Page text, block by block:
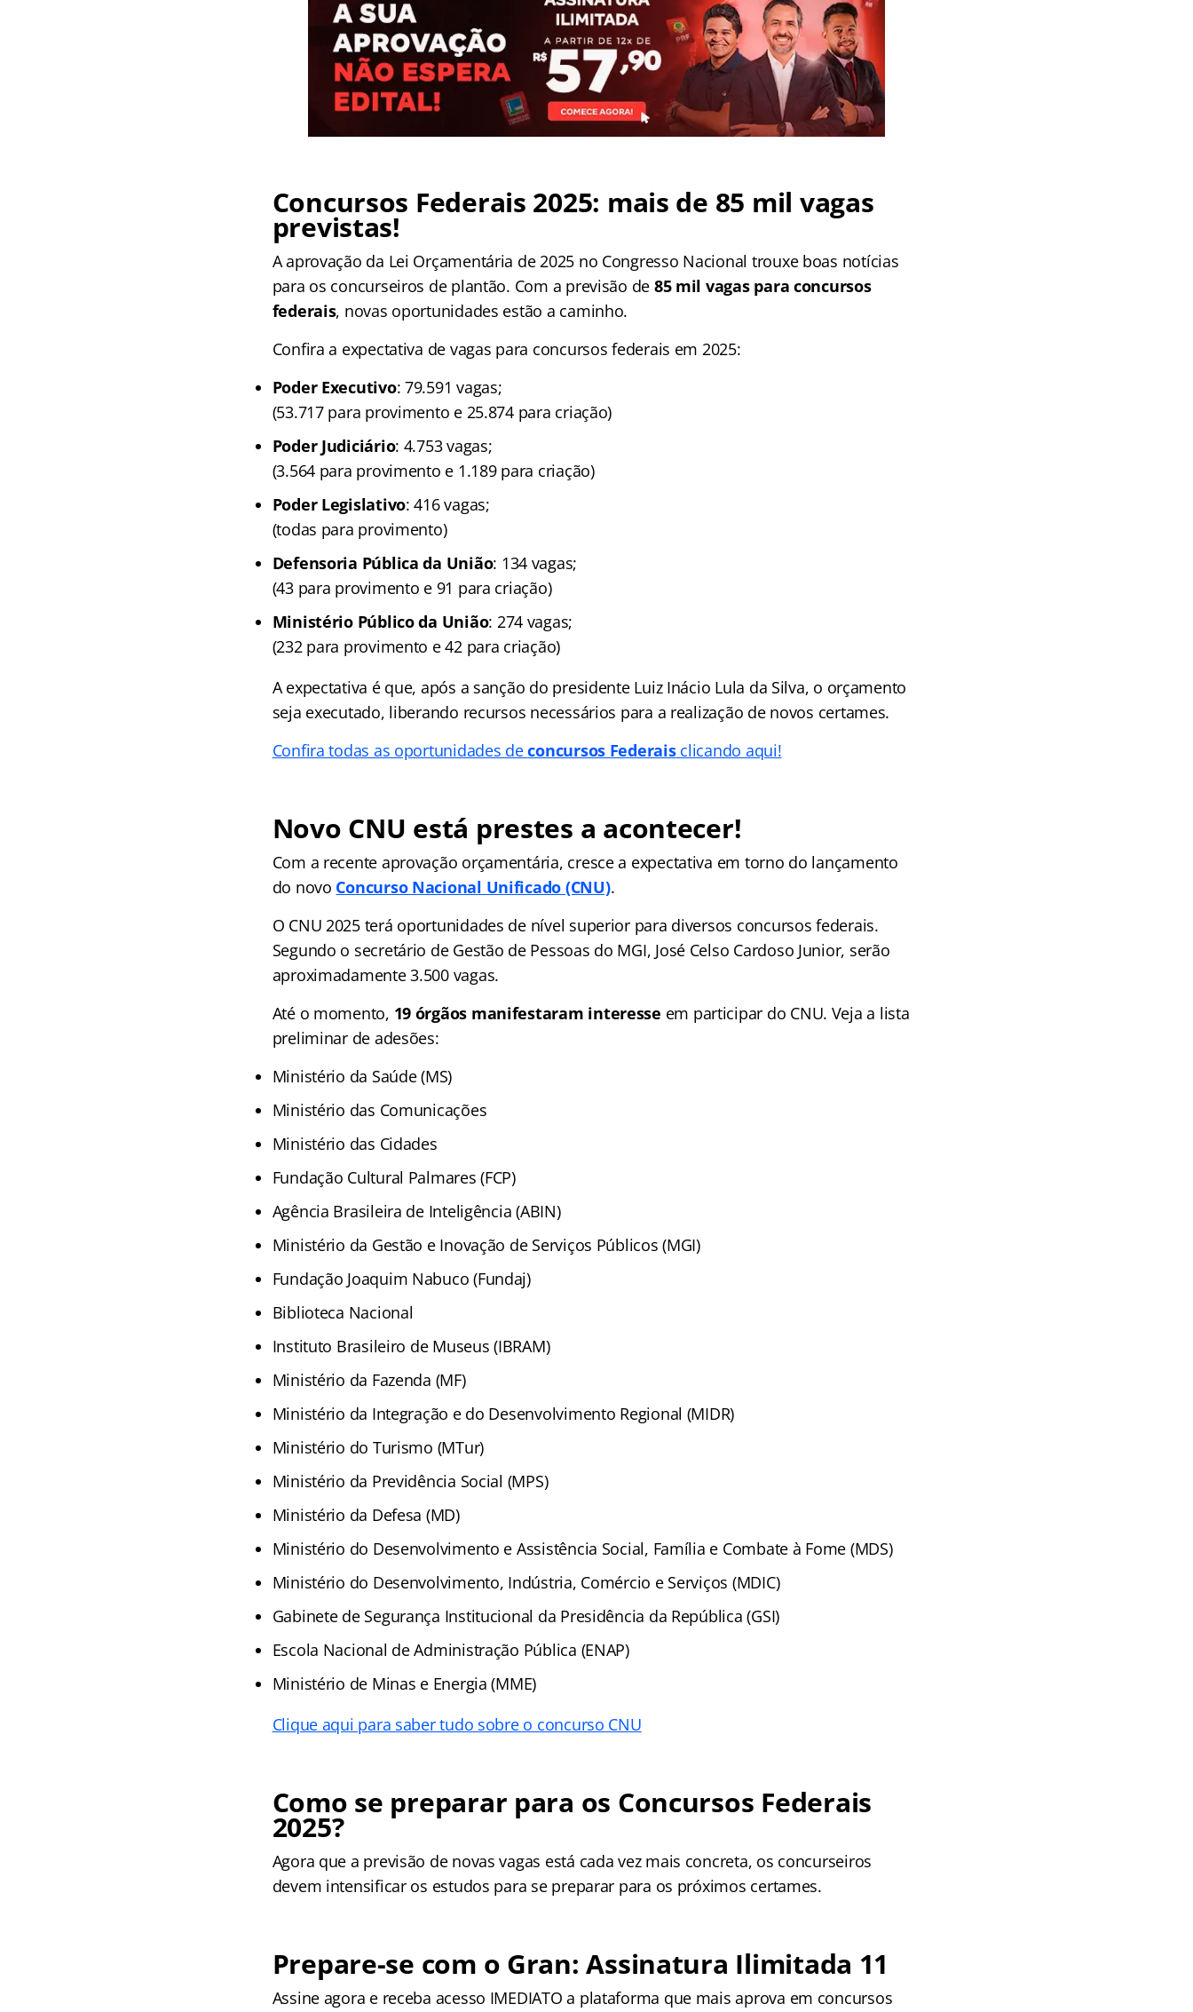
Concursos Federais 2025: mais de 85 mil vagas
previstas!
A aprovação da Lei Orçamentária de 2025 no Congresso Nacional trouxe boas notícias
para os concurseiros de plantão. Com a previsão de 85 mil vagas para concursos
federais, novas oportunidades estão a caminho.
Confira a expectativa de vagas para concursos federais em 2025:
Poder Executivo: 79.591 vagas;
(53.717 para provimento e 25.874 para criação)
Poder Judiciário: 4.753 vagas;
(3.564 para provimento e 1.189 para criação)
Poder Legislativo: 416 vagas;
(todas para provimento)
Defensoria Pública da União: 134 vagas;
(43 para provimento e 91 para criação)
Ministério Público da União: 274 vagas;
(232 para provimento e 42 para criação)
A expectativa é que, após a sanção do presidente Luiz Inácio Lula da Silva, o orçamento
seja executado, liberando recursos necessários para a realização de novos certames.
Confira todas as oportunidades deconcursos Federaisclicando aqui!
Novo CNU está prestes a acontecer!
Com a recente aprovação orçamentária, cresce a expectativa em torno do lançamento
do novo Concurso Nacional Unificado (CNU).
O CNU 2025 terá oportunidades de nível superior para diversos concursos federais.
Segundo o secretário de Gestão de Pessoas do MGI, José Celso Cardoso Junior, serão
aproximadamente 3.500 vagas.
Até o momento, 19 órgãos manifestaram interesse em participar do CNU. Veja a lista
preliminar de adesões:
Ministério da Saúde (MS)
Ministério das Comunicações
Ministério das Cidades
Fundação Cultural Palmares (FCP)
Agência Brasileira de Inteligência (ABIN)
Ministério da Gestão e Inovação de Serviços Públicos (MGI)
Fundação Joaquim Nabuco (Fundaj)
Biblioteca Nacional
Instituto Brasileiro de Museus (IBRAM)
Ministério da Fazenda (MF)
Ministério da Integração e do Desenvolvimento Regional (MIDR)
Ministério do Turismo (MTur)
Ministério da Previdência Social (MPS)
Ministério da Defesa (MD)
Ministério do Desenvolvimento e Assistência Social, Família e Combate à Fome (MDS)
Ministério do Desenvolvimento, Indústria, Comércio e Serviços (MDIC)
Gabinete de Segurança Institucional da Presidência da República (GSI)
Escola Nacional de Administração Pública (ENAP)
Ministério de Minas e Energia (MME)
Clique aqui para saber tudo sobre o concurso CNU
Como se preparar para os Concursos Federais
2025?
Agora que a previsão de novas vagas está cada vez mais concreta, os concurseiros
devem intensificar os estudos para se preparar para os próximos certames.
Prepare-se com o Gran: Assinatura Ilimitada 11
Assine agora e receba acesso IMEDIATO a plataforma que mais aprova em concursos